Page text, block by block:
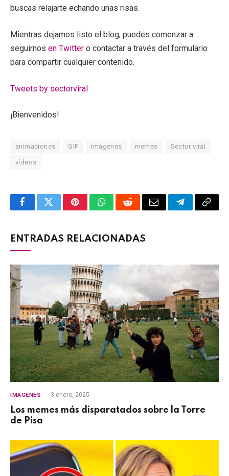
buscas relajarte echando unas risas.
Mientras dejamos listo el blog, puedes comenzar a
seguirnos en Twitter o contactar a través del formulario
para compartir cualquier contenido.
Tweets by sectorviral
¡Bienvenidos!
animaciones GIF imágenes memes Sector viral
vídeos
FacebookTwitterPinterestWhatsAppRedditEmail TelegramCopy
ENTRADAS RELACIONADAS
IMÁGENES 3 enero, 2025
Los memes más disparatados sobre la Torre
de Pisa